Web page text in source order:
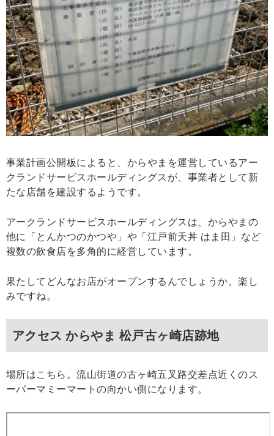
事業計画公開板によると、からやまを運営しているアー
クランドサービスホールディングスが、事業者として新
たな店舗を建設するようです。
アークランドサービスホールディングスは、からやまの
他に「とんかつのかつや」や「江戸前天丼 はま田」など
複数の飲食店を多角的に経営しています。
果たしてどんなお店がオープンするんでしょうか。楽し
みですね。
アクセス からやま 松戸古ヶ崎店跡地
場所はこちら。流山街道の古ヶ崎五叉路交差点近くのス
ーパーマミーマートの向かい側になります。